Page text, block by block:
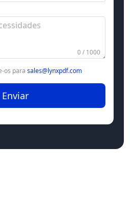
0 / 1000
os para sales@lynxpdf.com
Enviar